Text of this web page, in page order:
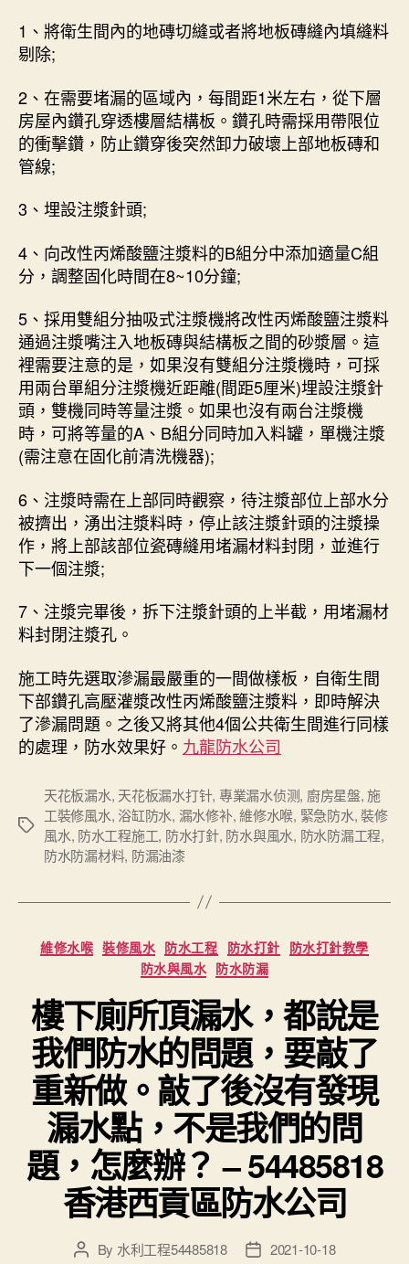
1、將衛生間內的地磚切縫或者將地板磚縫內填縫料
剔除;
2、在需要堵漏的區域內，每間距1米左右，從下層
房屋內鑽孔穿透樓層結構板。鑽孔時需採用帶限位
的衝擊鑽，防止鑽穿後突然卸力破壞上部地板磚和
管線;
3、埋設注漿針頭;
4、向改性丙烯酸鹽注漿料的B組分中添加適量C組
分，調整固化時間在8~10分鐘;
5、採用雙組分抽吸式注漿機將改性丙烯酸鹽注漿料
通過注漿嘴注入地板磚與結構板之間的砂漿層。這
裡需要注意的是，如果沒有雙組分注漿機時，可採
用兩台單組分注漿機近距離(間距5厘米)埋設注漿針
頭，雙機同時等量注漿。如果也沒有兩台注漿機
時，可將等量的A、B組分同時加入料罐，單機注漿
(需注意在固化前清洗機器);
6、注漿時需在上部同時觀察，待注漿部位上部水分
被擠出，湧出注漿料時，停止該注漿針頭的注漿操
作，將上部該部位瓷磚縫用堵漏材料封閉，並進行
下一個注漿;
7、注漿完畢後，拆下注漿針頭的上半截，用堵漏材
料封閉注漿孔。
施工時先選取滲漏最嚴重的一間做樣板，自衛生間
下部鑽孔高壓灌漿改性丙烯酸鹽注漿料，即時解決
了滲漏問題。之後又將其他4個公共衛生間進行同樣
的處理，防水效果好。 九龍防水公司
Tags
天花板漏水, 天花板漏水打针, 專業漏水侦测, 廚房星盤,施
工裝修風水, 浴缸防水, 漏水修补,維修水喉, 緊急防水,裝修
風水, 防水工程施工, 防水打針, 防水與風水, 防水防漏工程,
防水防漏材料, 防漏油漆
Categories
維修水喉 裝修風水 防水工程 防水打針 防水打針教學
防水與風水 防水防漏
樓下廁所頂漏水，都說是
我們防水的問題，要敲了
重新做。敲了後沒有發現
漏水點，不是我們的問
題，怎麼辦？ – 54485818
香港西貢區防水公司
PostBy 水利工程54485818
Post2021-10-18